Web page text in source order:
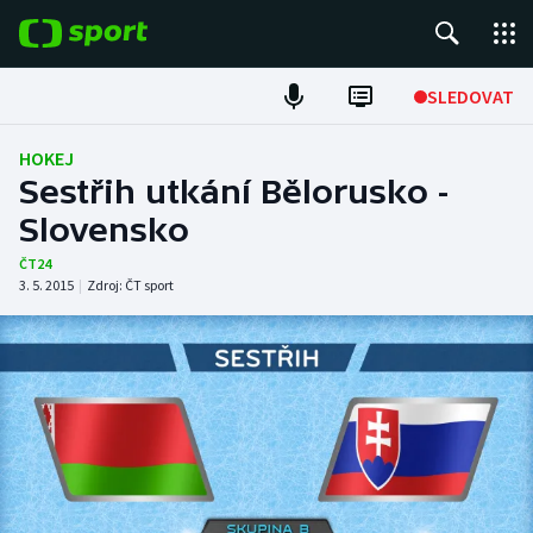
SLEDOVAT
Fotbal
Hokej
Tenis
Atletika
Cyklistika
DALŠÍ SPORTY
Americký fotbal
NEPŘEHLÉDNĚTE
HOKEJ
Sestřih utkání Bělorusko -
Slovensko
ČT24
3. 5. 2015 | Zdroj: ČT sport